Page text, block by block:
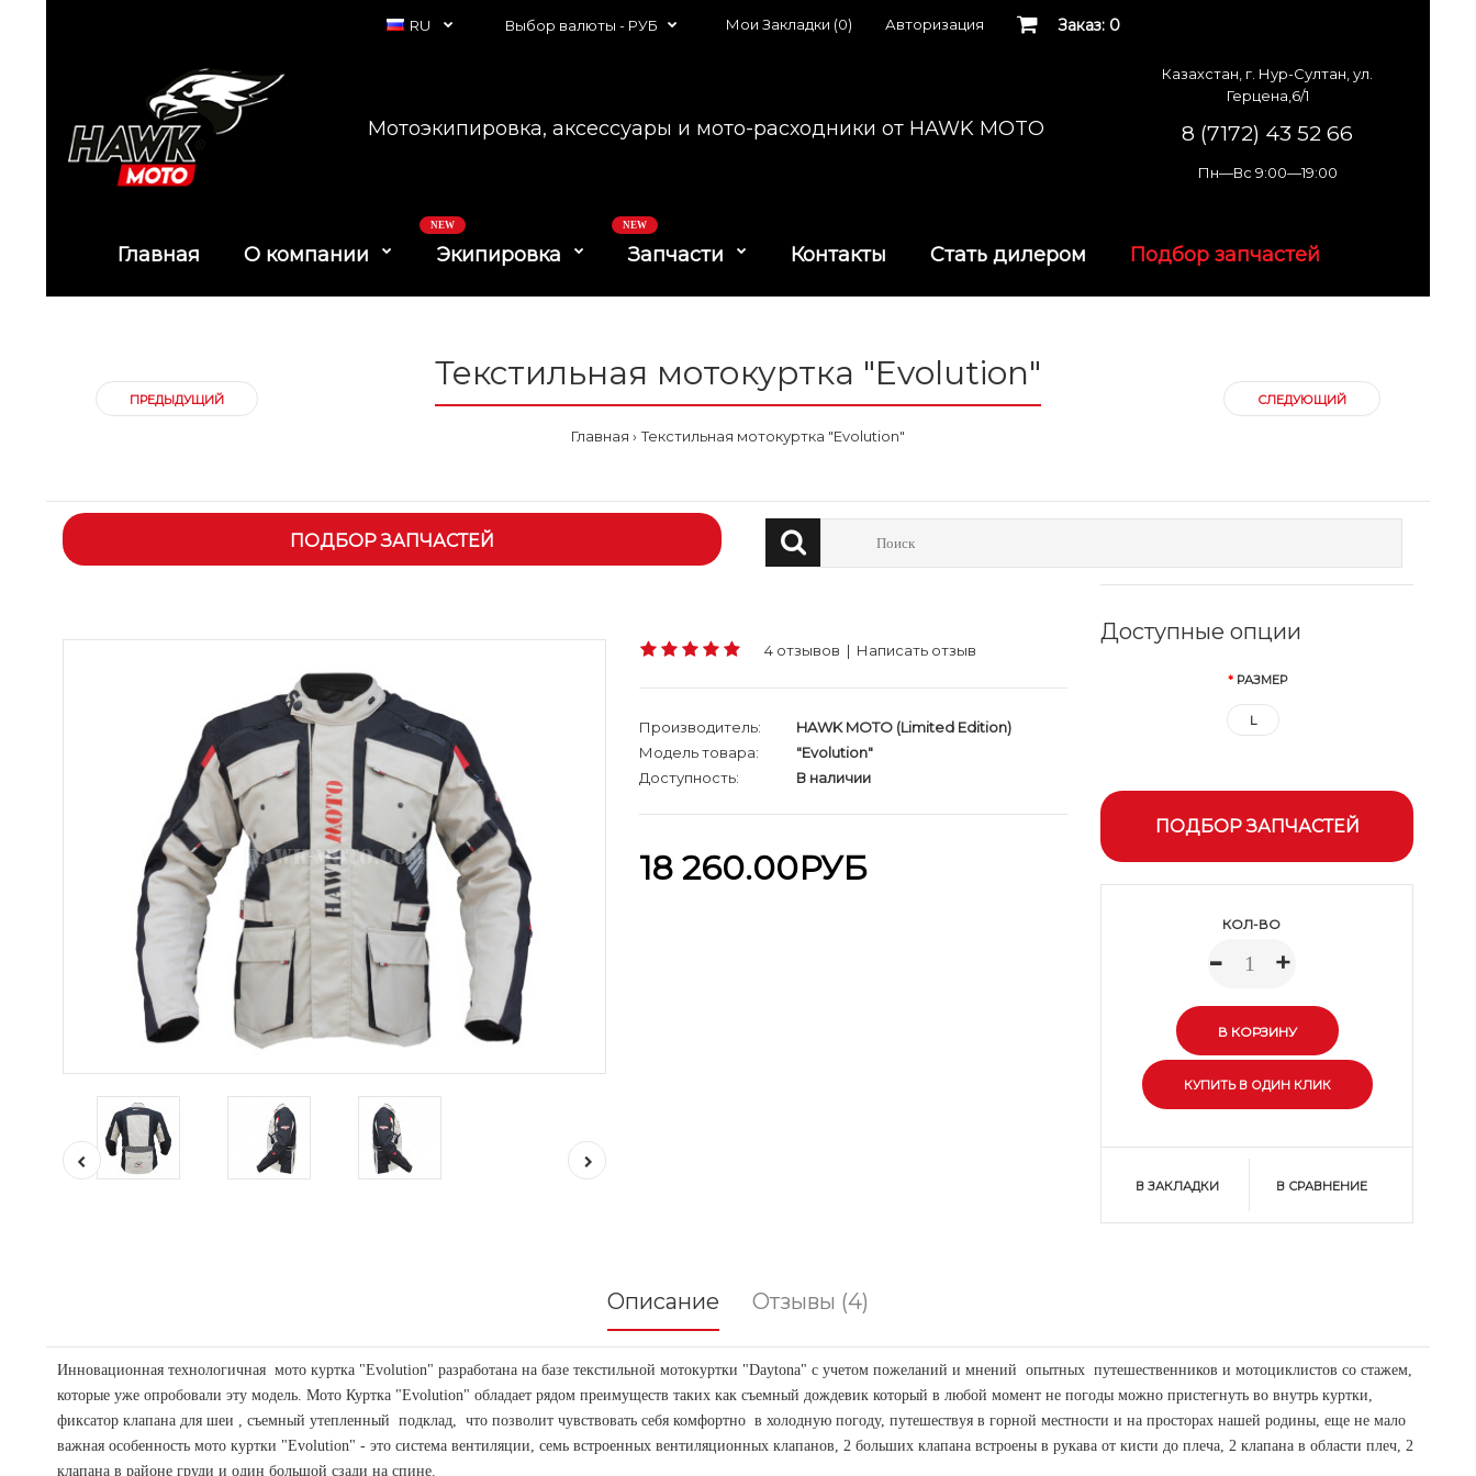
RU Выбор валюты - РУБ Мои Закладки (0) Авторизация Заказ: 0
Мотоэкипировка, аксессуары и мото-расходники от HAWK MOTO
Казахстан, г. Нур-Султан, ул.
Герцена,6/1
8 (7172) 43 52 66
Пн—Вс 9:00—19:00
Главная О компании Экипировка
NEW
Запчасти
NEW
Контакты Стать дилером Подбор запчастей
ПРЕДЫДУЩИЙ
Текстильная мотокуртка "Evolution"
Главная Текстильная мотокуртка "Evolution"
СЛЕДУЮЩИЙ
ПОДБОР ЗАПЧАСТЕЙ
4 отзывов | Написать отзыв
Производитель:
HAWK MOTO (Limited Edition)
Модель товара:
"Evolution"
Доступность:
В наличии
18 260.00РУБ
Доступные опции
РАЗМЕР
L
ПОДБОР ЗАПЧАСТЕЙ
КОЛ-ВО
- +
В ЗАКЛАДКИ В СРАВНЕНИЕ
Описание Отзывы (4)
Инновационная технологичная мото куртка "Evolution" разработана на базе текстильной мотокуртки "Daytona" с учетом пожеланий и мнений опытных путешественников и мотоциклистов со стажем,
которые уже опробовали эту модель. Мото Куртка "Evolution" обладает рядом преимуществ таких как съемный дождевик который в любой момент не погоды можно пристегнуть во внутрь куртки,
фиксатор клапана для шеи , съемный утепленный подклад, что позволит чувствовать себя комфортно в холодную погоду, путешествуя в горной местности и на просторах нашей родины, еще не мало
важная особенность мото куртки "Evolution" - это система вентиляции, семь встроенных вентиляционных клапанов, 2 больших клапана встроены в рукава от кисти до плеча, 2 клапана в области плеч, 2
клапана в районе груди и один большой сзади на спине.